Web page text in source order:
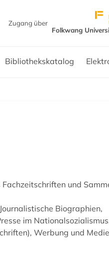
Zugang über
Folkwang
Bibliothekskatalog
und
Biographien,
im
Werbung und